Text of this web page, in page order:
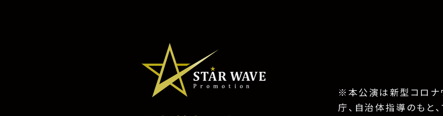
※本公演は新型コロナ
庁、自治体指導のもと